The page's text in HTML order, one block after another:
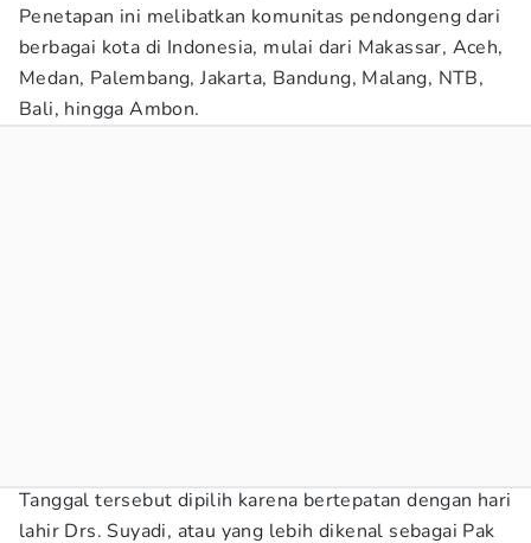
Penetapan ini melibatkan komunitas pendongeng dari
berbagai kota di Indonesia, mulai dari Makassar, Aceh,
Medan, Palembang, Jakarta, Bandung, Malang, NTB,
Bali, hingga Ambon.
Tanggal tersebut dipilih karena bertepatan dengan hari
lahir Drs. Suyadi, atau yang lebih dikenal sebagai Pak